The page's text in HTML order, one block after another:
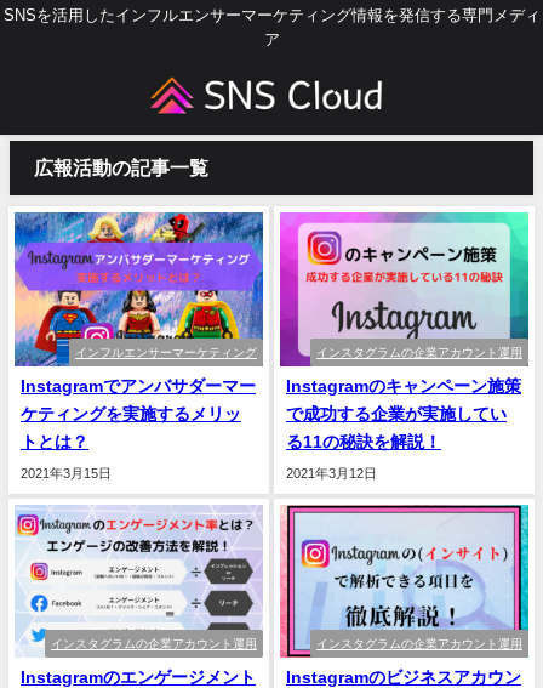
SNSを活用したインフルエンサーマーケティング情報を発信する専門メディ
ア
広報活動の記事一覧
インフルエンサーマーケティング
Instagramでアンバサダーマー
ケティングを実施するメリッ
トとは？
2021年3月15日
インスタグラムの企業アカウント運用
Instagramのキャンペーン施策
で成功する企業が実施してい
る11の秘訣を解説！
2021年3月12日
インスタグラムの企業アカウント運用
Instagramのエンゲージメント
インスタグラムの企業アカウント運用
Instagramのビジネスアカウン